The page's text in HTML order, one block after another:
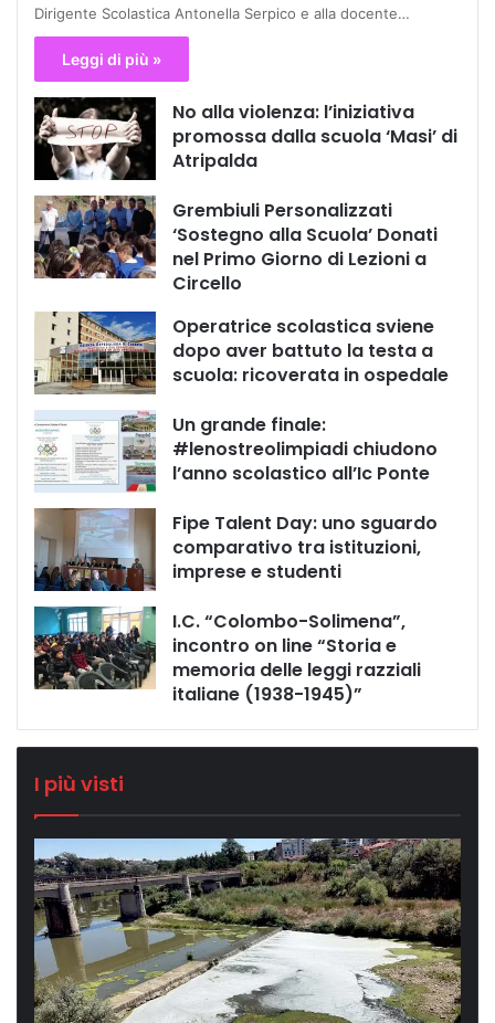
Dirigente Scolastica Antonella Serpico e alla docente…
Leggi di più »
No alla violenza: l’iniziativa
promossa dalla scuola ‘Masi’ di
Atripalda
Grembiuli Personalizzati
‘Sostegno alla Scuola’ Donati
nel Primo Giorno di Lezioni a
Circello
Operatrice scolastica sviene
dopo aver battuto la testa a
scuola: ricoverata in ospedale
Un grande finale:
#lenostreolimpiadi chiudono
l’anno scolastico all’Ic Ponte
Fipe Talent Day: uno sguardo
comparativo tra istituzioni,
imprese e studenti
I.C. “Colombo-Solimena”,
incontro on line “Storia e
memoria delle leggi razziali
italiane (1938-1945)”
I più visti